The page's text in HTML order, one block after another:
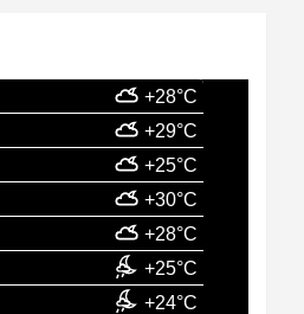
+28°C
+29°C
+25°C
+30°C
+28°C
+25°C
+24°C